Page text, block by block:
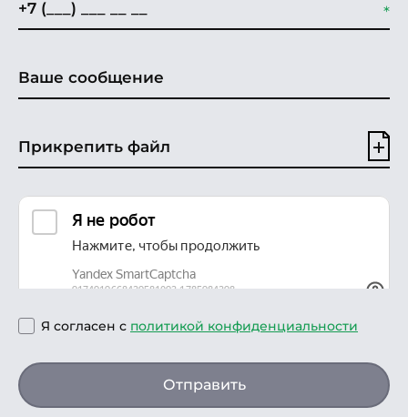
Прикрепить файл
Я согласен с политикой конфиденциальности
Отправить